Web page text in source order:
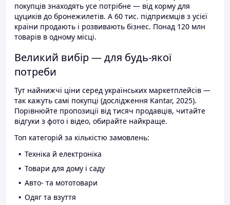
покупців знаходять усе потрібне — від корму для
цуциків до бронежилетів. А 60 тис. підприємців з усієї
країни продають і розвивають бізнес. Понад 120 млн
товарів в одному місці.
Великий вибір — для будь-якої
потреби
Тут найнижчі ціни серед українських маркетплейсів —
так кажуть самі покупці (дослідження Kantar, 2025).
Порівнюйте пропозиції від тисяч продавців, читайте
відгуки з фото і відео, обирайте найкраще.
Топ категорій за кількістю замовлень:
Техніка й електроніка
Товари для дому і саду
Авто- та мототовари
Одяг та взуття